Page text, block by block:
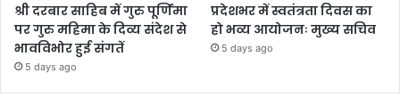
श्री दरबार साहिब में गुरु पूर्णिमा
पर गुरु महिमा के दिव्य संदेश से
भावविभोर हुई संगतें
5 days ago
प्रदेशभर में स्वतंत्रता दिवस का
हो भव्य आयोजनः मुख्य सचिव
5 days ago